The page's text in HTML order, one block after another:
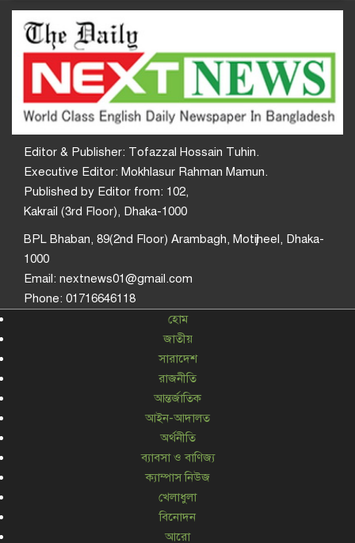
Editor & Publisher: Tofazzal Hossain Tuhin.
Executive Editor: Mokhlasur Rahman Mamun.
Published by Editor from: 102,
Kakrail (3rd Floor), Dhaka-1000
BPL Bhaban, 89(2nd Floor) Arambagh, Motijheel, Dhaka-
1000
Email: nextnews01@gmail.com
Phone: 01716646118
হোম
জাতীয়
সারাদেশ
রাজনীতি
আন্তর্জাতিক
আইন-আদালত
অর্থনীতি
ব্যাবসা ও বাণিজ্য
ক্যাম্পাস নিউজ
খেলাধুলা
বিনোদন
আরো